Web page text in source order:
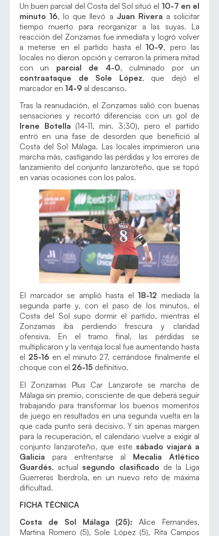
Un buen parcial del Costa del Sol situó el 10-7 en el
minuto 16, lo que llevó a Juan Rivera a solicitar
tiempo muerto para reorganizar a las suyas. La
reacción del Zonzamas fue inmediata y logró volver
a meterse en el partido hasta el10-9, pero las
locales no dieron opción y cerraron la primera mitad
con un parcial de 4-0, culminado por un
contraataque de Sole López, que dejó el
marcador en 14-9 al descanso.
Tras la reanudación, el Zonzamas salió con buenas
sensaciones y recortó diferencias con un gol de
Irene Botella (14-11, min. 3:30), pero el partido
entró en una fase de desorden que benefició al
Costa del Sol Málaga. Las locales imprimieron una
marcha más, castigando las pérdidas y los errores de
lanzamiento del conjunto lanzaroteño, que se topó
en varias ocasiones con los palos.
El marcador se amplió hasta el 18-12 mediada la
segunda parte y, con el paso de los minutos, el
Costa del Sol supo dormir el partido, mientras el
Zonzamas iba perdiendo frescura y claridad
ofensiva. En el tramo final, las pérdidas se
multiplicaron y la ventaja local fue aumentando hasta
el 25-16 en el minuto 27, cerrándose finalmente el
choque con el 26-15 definitivo.
El Zonzamas Plus Car Lanzarote se marcha de
Málaga sin premio, consciente de que deberá seguir
trabajando para transformar los buenos momentos
de juego en resultados en una segunda vuelta en la
que cada punto será decisivo. Y sin apenas margen
para la recuperación, el calendario vuelve a exigir al
conjunto lanzaroteño, que este sábado viajará a
Galicia para enfrentarse al Mecalia Atlético
Guardés, actual segundo clasificado de la Liga
Guerreras Iberdrola, en un nuevo reto de máxima
dificultad.
FICHA TÉCNICA
Costa de Sol Málaga (25):Alice Fernandes,
Martina Romero (5), Sole López (5), Rita Campos